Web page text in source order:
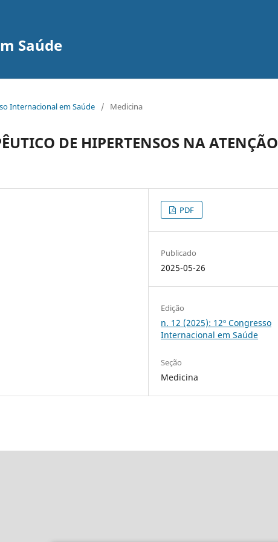
Saúde
Internacional em Saúde / Medicina
DE HIPERTENSOS NA ATENÇÃO
PDF
Publicado
2025-05-26
Edição
n. 12 (2025): 12º Congresso
Internacional em Saúde
Seção
Medicina